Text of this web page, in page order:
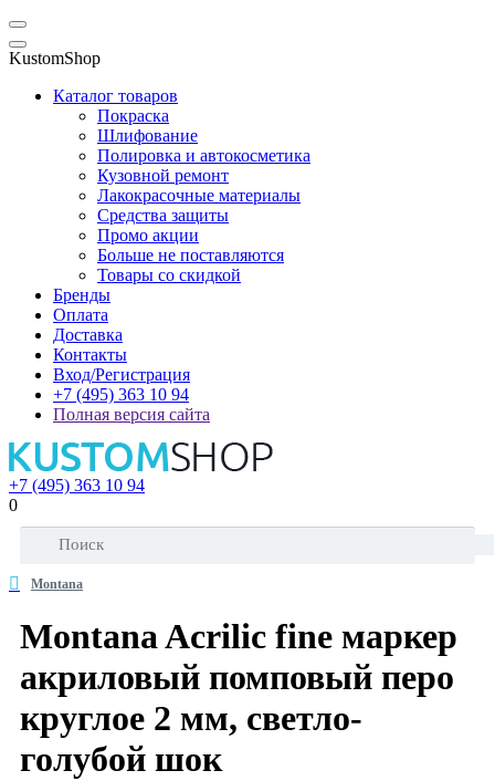
KustomShop
Каталог товаров
Покраска
Шлифование
Полировка и автокосметика
Кузовной ремонт
Лакокрасочные материалы
Средства защиты
Промо акции
Больше не поставляются
Товары со скидкой
Бренды
Оплата
Доставка
Контакты
Вход/Регистрация
+7 (495) 363 10 94
Полная версия сайта
+7 (495) 363 10 94
0
Montana
Montana Acrilic fine маркер
акриловый помповый перо
круглое 2 мм, светло-
голубой шок